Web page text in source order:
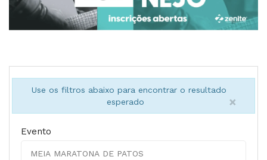
Use os filtros abaixo para encontrar o resultado
esperado
×
Evento